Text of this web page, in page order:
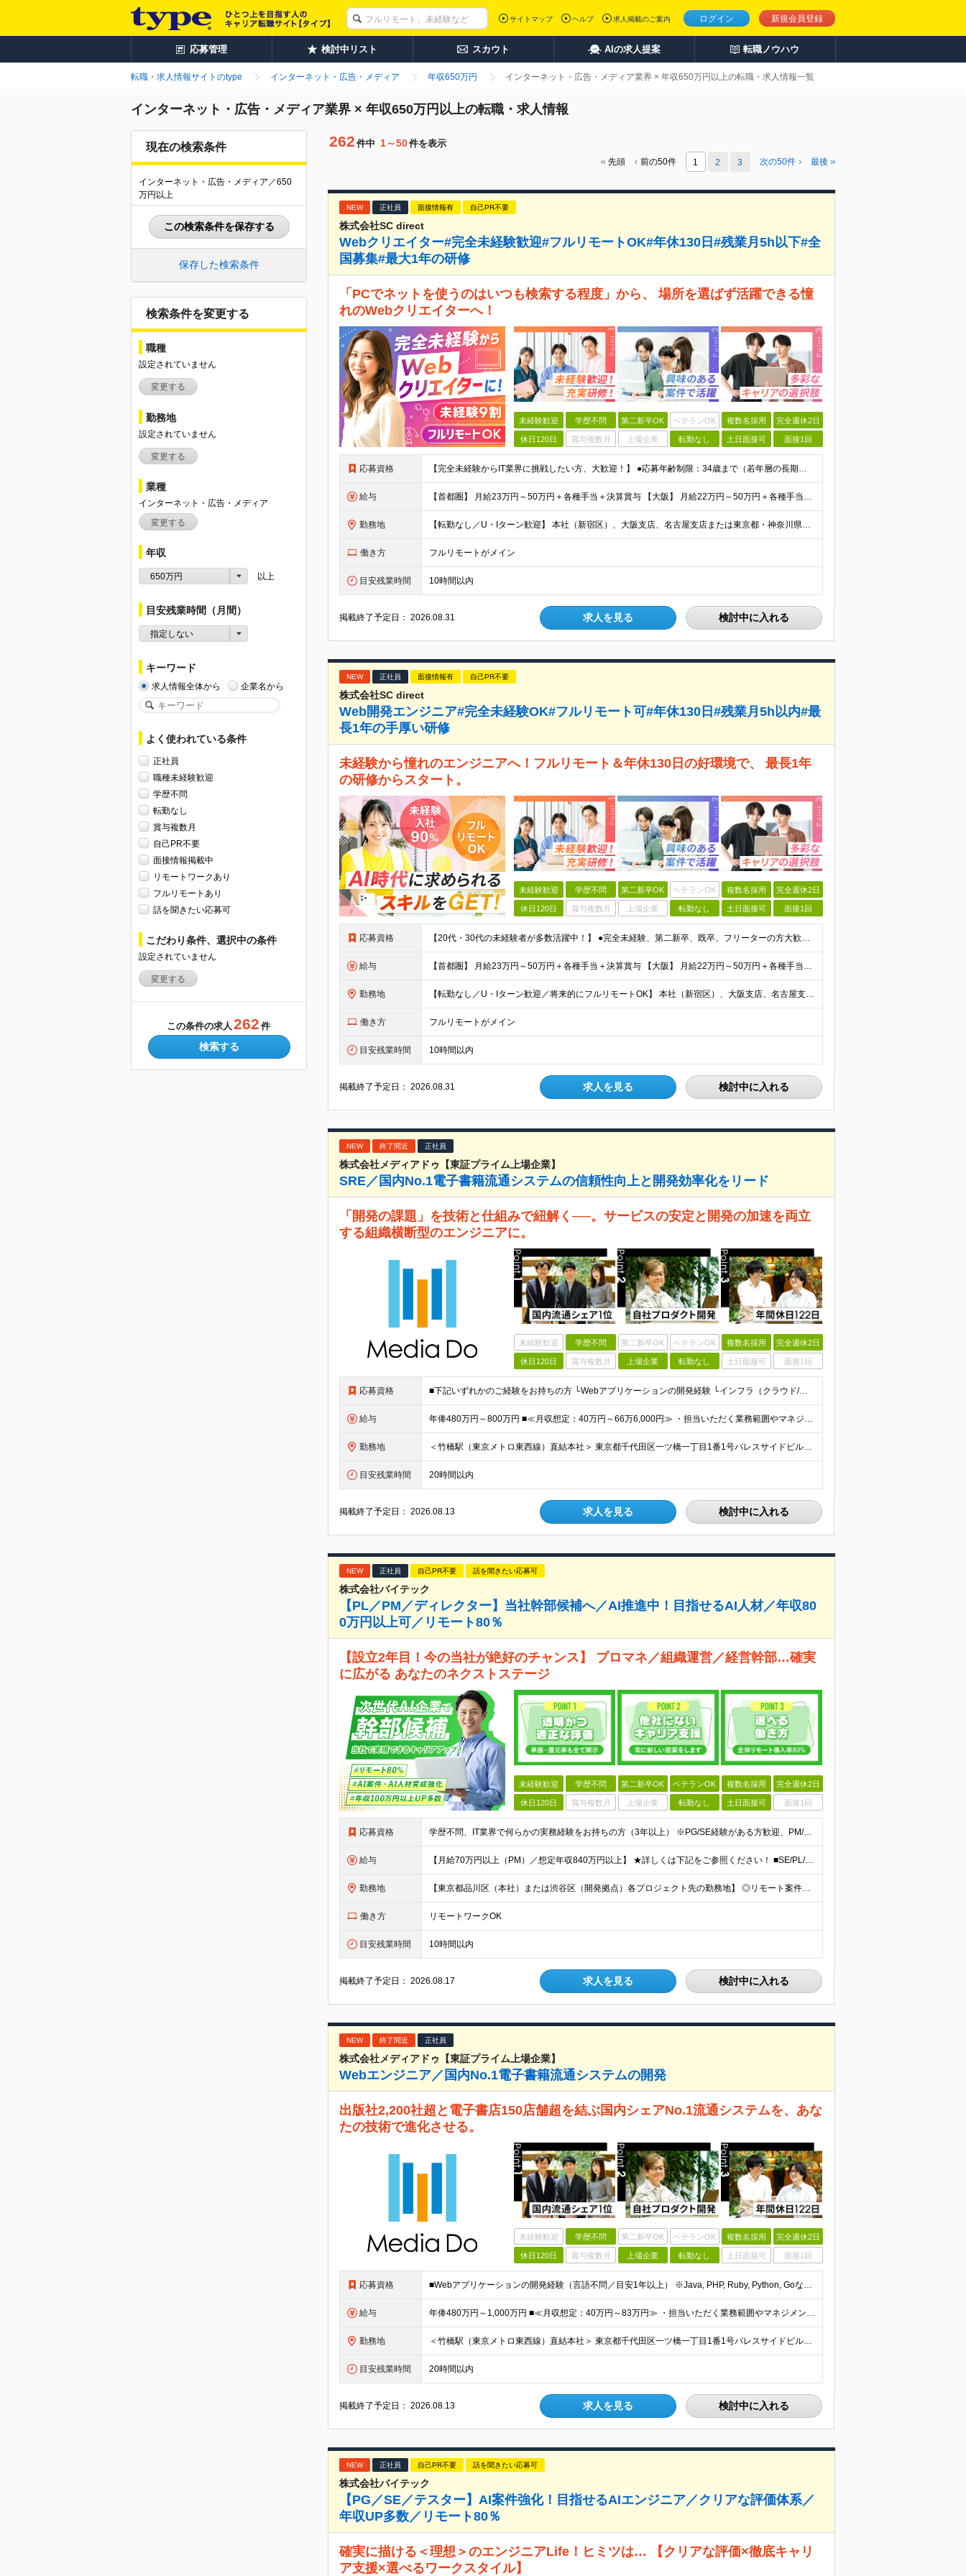
ログイン 新規会員登録
サイトマップ ヘルプ 求人掲載のご案内
応募管理 検討中リスト スカウト AIの求人提案 転職ノウハウ
転職・求人情報サイトのtype インターネット・広告・メディア 年収650万円 インターネット・広告・メディア業界 × 年収650万円以上の転職・求人情報一覧
インターネット・広告・メディア業界 × 年収650万円以上の転職・求人情報
現在の検索条件
インターネット・広告・メディア／650
万円以上
この検索条件を保存する
保存した検索条件
検索条件を変更する
職種
設定されていません
変更する
勤務地
設定されていません
変更する
業種
インターネット・広告・メディア
変更する
年収
650万円 以上
目安残業時間（月間）
指定しない
キーワード
求人情報全体から 企業名から
よく使われている条件
正社員
職種未経験歓迎
学歴不問
転勤なし
賞与複数月
自己PR不要
面接情報掲載中
リモートワークあり
フルリモートあり
話を聞きたい応募可
こだわり条件、選択中の条件
設定されていません
変更する
この条件の求人 262 件
検索する
262 件中 1～50件を表示
先頭 前の50件 1 2 3 次の50件 最後
NEW 正社員 面接情報有 自己PR不要
株式会社SC direct
Webクリエイター#完全未経験歓迎#フルリモートOK#年休130日#残業月5h以下#全
国募集#最大1年の研修
「PCでネットを使うのはいつも検索する程度」から、 場所を選ばず活躍できる憧
れのWebクリエイターへ！
未経験歓迎 学歴不問 第二新卒OK ベテランOK 複数名採用 完全週休2日
休日120日 賞与複数月 上場企業 転勤なし 土日面接可 面接1回
応募資格 【完全未経験からIT業界に挑戦したい方、大歓迎！】 ●応募年齢制限：34歳まで（若年層の長期キャリア形成を図るため） ★学歴不問・転職回数不問 ★第二新卒・社会人デビューOK 【こんな方を求めていま
給与 【首都圏】 月給23万円～50万円＋各種手当＋決算賞与 【大阪】 月給22万円～50万円＋各種手当＋決算賞与 【愛知】 月給21.5万円～50万円＋各種手当＋決算賞与 【福岡・宮城】 月給20万
勤務地 【転勤なし／U・Iターン歓迎】 本社（新宿区）、大阪支店、名古屋支店または東京都・神奈川県・千葉県・埼玉県・愛知県・大阪府・福岡県をはじめ、全国のプロジェクト先 ※ご希望を最大限考慮して配属先を決定
働き方 フルリモートがメイン
目安残業時間 10時間以内
掲載終了予定日：2026.08.31 求人を見る 検討中に入れる
NEW 正社員 面接情報有 自己PR不要
株式会社SC direct
Web開発エンジニア#完全未経験OK#フルリモート可#年休130日#残業月5h以内#最
長1年の手厚い研修
未経験から憧れのエンジニアへ！フルリモート＆年休130日の好環境で、 最長1年
の研修からスタート。
未経験歓迎 学歴不問 第二新卒OK ベテランOK 複数名採用 完全週休2日
休日120日 賞与複数月 上場企業 転勤なし 土日面接可 面接1回
応募資格 【20代・30代の未経験者が多数活躍中！】 ●完全未経験、第二新卒、既卒、フリーターの方大歓迎！ ●学歴・職歴・転職回数・ブランク一切不問 ※34歳までの方（若年層の長期キャリア形成を図るため） ★
給与 【首都圏】 月給23万円～50万円＋各種手当＋決算賞与 【大阪】 月給22万円～50万円＋各種手当＋決算賞与 【愛知】 月給21.5万円～50万円＋各種手当＋決算賞与 【福岡・宮城】 月給20万
勤務地 【転勤なし／U・Iターン歓迎／将来的にフルリモートOK】 本社（新宿区）、大阪支店、名古屋支店または東京都・神奈川県・千葉県・埼玉県・愛知県・大阪府・福岡県をはじめ、全国のプロジェクト先 ※ご希望を
働き方 フルリモートがメイン
目安残業時間 10時間以内
掲載終了予定日：2026.08.31 求人を見る 検討中に入れる
NEW 終了間近 正社員
株式会社メディアドゥ【東証プライム上場企業】
SRE／国内No.1電子書籍流通システムの信頼性向上と開発効率化をリード
「開発の課題」を技術と仕組みで紐解く──。サービスの安定と開発の加速を両立
する組織横断型のエンジニアに。
未経験歓迎 学歴不問 第二新卒OK ベテランOK 複数名採用 完全週休2日
休日120日 賞与複数月 上場企業 転勤なし 土日面接可 面接1回
応募資格 ■下記いずれかのご経験をお持ちの方 └Webアプリケーションの開発経験 └インフラ（クラウド/オンプレ不問）構築・運用経験 ■学歴不問 □SRE未経験の方も歓迎 「開発経験を活かしインフラも学びたい
給与 年俸480万円～800万円 ■≪月収想定：40万円～66万6,000円≫ ・担当いただく業務範囲やマネジメントの有無など、役割に応じて決定します ・年俸額を12分割し、毎月支給します ・試用期間3カ
勤務地 ＜竹橋駅（東京メトロ東西線）直結本社＞ 東京都千代田区一ツ橋一丁目1番1号パレスサイドビル5F・8F （変更の範囲）上記を除く当社関連勤務地
目安残業時間 20時間以内
掲載終了予定日：2026.08.13 求人を見る 検討中に入れる
NEW 正社員 自己PR不要 話を聞きたい応募可
株式会社バイテック
【PL／PM／ディレクター】当社幹部候補へ／AI推進中！目指せるAI人材／年収80
0万円以上可／リモート80％
【設立2年目！今の当社が絶好のチャンス】 プロマネ／組織運営／経営幹部…確実
に広がる あなたのネクストステージ
未経験歓迎 学歴不問 第二新卒OK ベテランOK 複数名採用 完全週休2日
休日120日 賞与複数月 上場企業 転勤なし 土日面接可 面接1回
応募資格 学歴不問、IT業界で何らかの実務経験をお持ちの方（3年以上） ※PG/SE経験がある方歓迎、PM/PL経験があれば即戦力として優遇 ※ブランクのある方歓迎 ※担当業務/フェーズ/使用言語などは限定せず
給与 【月給70万円以上（PM）／想定年収840万円以上】 ★詳しくは下記をご参照ください！ ■SE/PL/テスト計画以降などの上流フェーズ 月給53万円以上 ※想定年収636万円以上 ■PM/ディレク
勤務地 【東京都品川区（本社）または渋谷区（開発拠点）各プロジェクト先の勤務地】 ◎リモート案件も多数のため在宅勤務も可能です！ 常駐・ハイブリッド型・フルリモートなど柔軟に対応しています。 ※転勤はございま
働き方 リモートワークOK
目安残業時間 10時間以内
掲載終了予定日：2026.08.17 求人を見る 検討中に入れる
NEW 終了間近 正社員
株式会社メディアドゥ【東証プライム上場企業】
Webエンジニア／国内No.1電子書籍流通システムの開発
出版社2,200社超と電子書店150店舗超を結ぶ国内シェアNo.1流通システムを、あな
たの技術で進化させる。
未経験歓迎 学歴不問 第二新卒OK ベテランOK 複数名採用 完全週休2日
休日120日 賞与複数月 上場企業 転勤なし 土日面接可 面接1回
応募資格 ■Webアプリケーションの開発経験（言語不問／目安1年以上） ※Java, PHP, Ruby, Python, Goなど、いずれかの言語でWEB開発経験があればOKです。 ■学歴不問 □複数名採用
給与 年俸480万円～1,000万円 ■≪月収想定：40万円～83万円≫ ・担当いただく業務範囲やマネジメントの有無など、役割に応じて決定します ・年俸額を12分割し、毎月支給します ・試用期間3カ月あり
勤務地 ＜竹橋駅（東京メトロ東西線）直結本社＞ 東京都千代田区一ツ橋一丁目1番1号パレスサイドビル5F・8F （変更の範囲）上記を除く当社関連勤務地
目安残業時間 20時間以内
掲載終了予定日：2026.08.13 求人を見る 検討中に入れる
NEW 正社員 自己PR不要 話を聞きたい応募可
株式会社バイテック
【PG／SE／テスター】AI案件強化！目指せるAIエンジニア／クリアな評価体系／
年収UP多数／リモート80％
確実に描ける＜理想＞のエンジニアLife！ヒミツは… 【クリアな評価×徹底キャリ
ア支援×選べるワークスタイル】